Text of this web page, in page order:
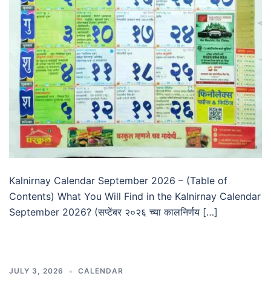
Kalnirnay Calendar September 2026 – (Table of
Contents) What You Will Find in the Kalnirnay Calendar
September 2026? (सप्टेंबर २०२६ च्या कालनिर्णय […]
JULY 3, 2026 CALENDAR